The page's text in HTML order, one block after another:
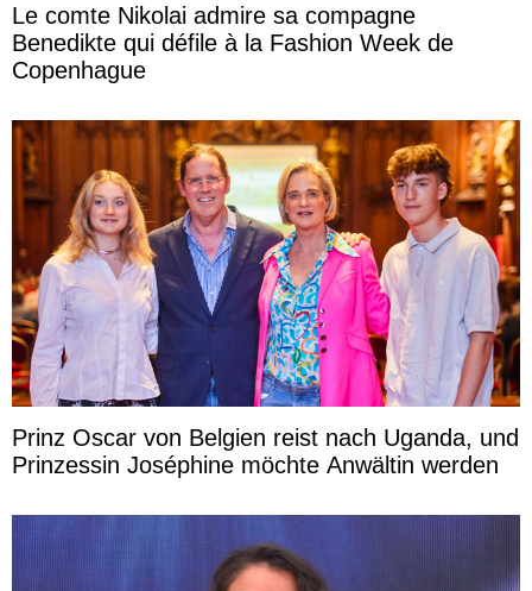
Le comte Nikolai admire sa compagne
Benedikte qui défile à la Fashion Week de
Copenhague
Prinz Oscar von Belgien reist nach Uganda, und
Prinzessin Joséphine möchte Anwältin werden